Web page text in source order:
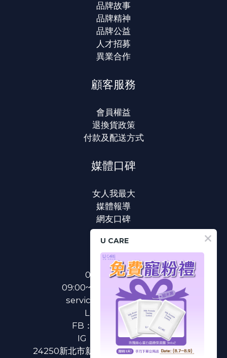
品牌故事
品牌精神
品牌公益
人才招募
異業合作
顧客服務
會員權益
退換貨政策
付款及配送方式
媒體口碑
女人我最大
媒體報導
網友口碑
聯絡我們
0800-233-233
09:00~18:00(國定假日除外)
service@u-care.com.tw
LINE：
@ucare
FB：
U CARE 美麗粉專
IG：
ucare.tw2002
24250新北市新莊區新北大道二段312號3樓
U CARE